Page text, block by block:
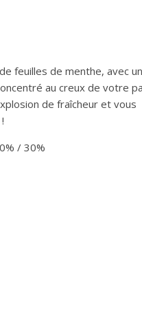
feuilles de menthe, avec
au creux de votre
de fraîcheur et vous
/ 30%